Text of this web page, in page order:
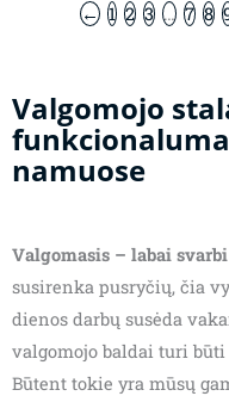
← 1 2 3 … 7 8
Valgomojo
namuose
Valgomasis – labai
susirenka pusryčių, čia
dienos darbų susėda
valgomojo baldai turi
Būtent tokie yra mūsų